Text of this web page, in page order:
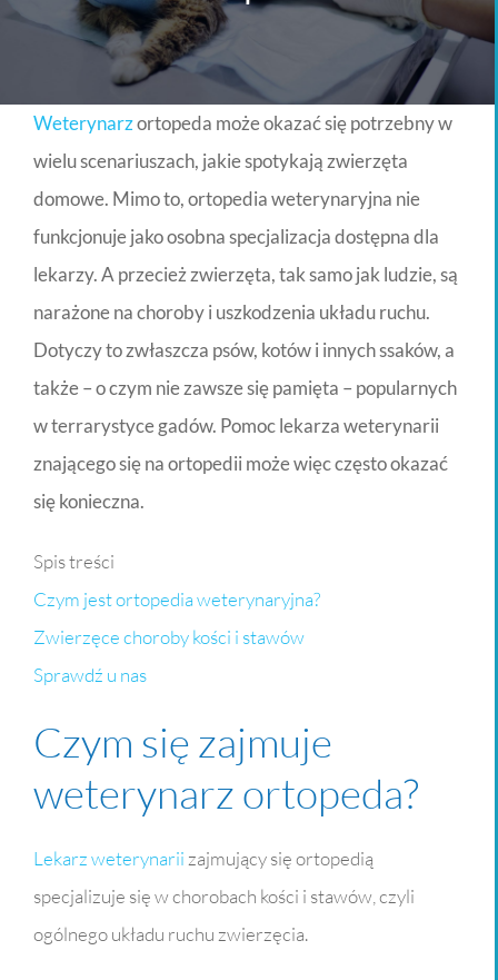
Weterynarzortopeda może okazać się potrzebny w
wielu scenariuszach, jakie spotykają zwierzęta
domowe. Mimo to, ortopedia weterynaryjna nie
funkcjonuje jako osobna specjalizacja dostępna dla
lekarzy. A przecież zwierzęta, tak samo jak ludzie, są
narażone na choroby i uszkodzenia układu ruchu.
Dotyczy to zwłaszcza psów, kotów i innych ssaków, a
także – o czym nie zawsze się pamięta – popularnych
w terrarystyce gadów. Pomoc lekarza weterynarii
znającego się na ortopedii może więc często okazać
się konieczna.
Spis treści
Czym jest ortopedia weterynaryjna?
Zwierzęce choroby kości i stawów
Sprawdź u nas
Czym się zajmuje
weterynarz ortopeda?
Lekarz weterynarii zajmujący się ortopedią
specjalizuje się w chorobach kości i stawów, czyli
ogólnego układu ruchu zwierzęcia.